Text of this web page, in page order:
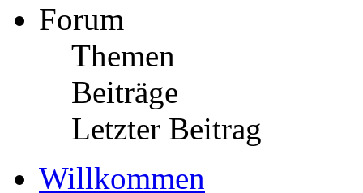
Forum
Themen
Beiträge
Letzter Beitrag
Willkommen